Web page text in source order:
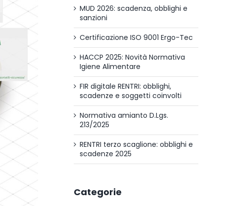
MUD 2026: scadenza, obblighi e
sanzioni
Certificazione ISO 9001 Ergo-Tec
HACCP 2025: Novità Normativa
Igiene Alimentare
FIR digitale RENTRI: obblighi,
scadenze e soggetti coinvolti
Normativa amianto D.Lgs.
213/2025
RENTRI terzo scaglione: obblighi e
scadenze 2025
Categorie